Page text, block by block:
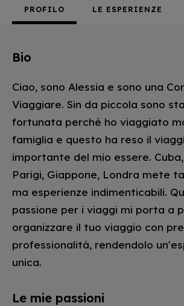
PROFILO LE ESPERIENZE
Bio
Ciao, sono Alessia e sono una
Viaggiare. Sin da piccola sono
fortunata perché ho viaggiato
famiglia e questo ha reso il
importante del mio essere.
Parigi, Giappone, Londra mete
ma esperienze indimenticabili.
passione per i viaggi mi porta a
organizzare il tuo viaggio con
professionalità, rendendolo
unica.
Le mie passioni